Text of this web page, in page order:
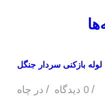
لوله بازکنی سردار جنگل
/ 0 دیدگاه / در چاه